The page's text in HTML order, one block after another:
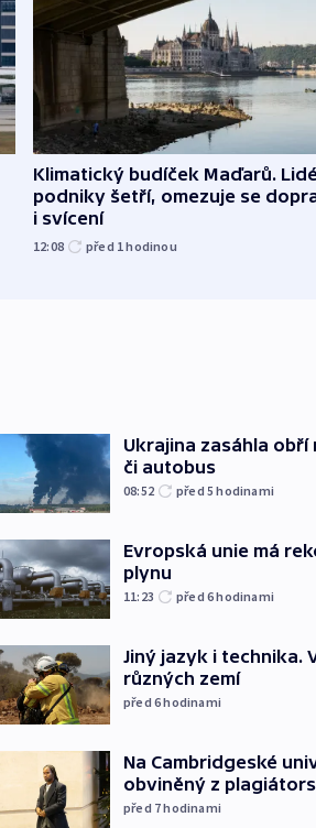
Klimatický budíček Maďarů.
podniky šetří, omezuje se
i svícení
12:08 před 1hodinou
Ukrajina zasáhla
či autobus
08:52 před 5hodinami
Evropská unie má
plynu
11:23 před 6hodinami
Jiný jazyk i technika.
různých zemí
před 6hodinami
Na Cambridgeské
obviněný z
před 7hodinami